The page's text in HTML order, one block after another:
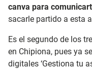
canva para
sacarle partido a esta
Es el segundo de los
en Chipiona, pues ya
digitales ‘Gestiona tu